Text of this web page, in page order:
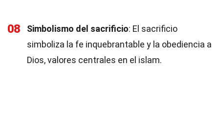
08 Simbolismo del sacrificio: El sacrificio
simboliza la fe inquebrantable y la obediencia a
Dios, valores centrales en el islam.